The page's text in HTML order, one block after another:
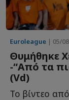
Euroleague | 05/
Θυμήθηκε
-“Από τα
(Vd)